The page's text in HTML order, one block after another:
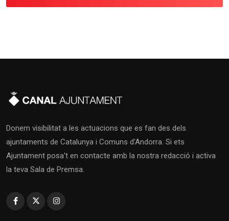
Donem visibilitat a les actuacions que es fan des dels
ajuntaments de Catalunya i Comuns d'Andorra. Si ets
Ajuntament posa't en contacte amb la nostra redacció i activa
la teva Sala de Premsa.